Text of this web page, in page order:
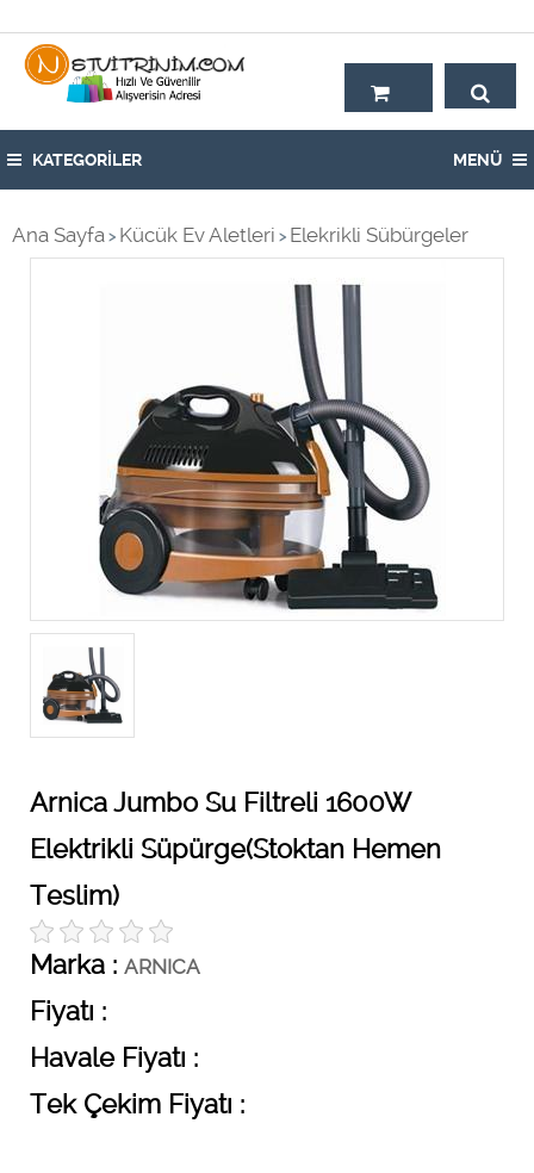
KATEGORİLER MENÜ
Ana Sayfa > Kücük Ev Aletleri > Elekrikli Sübürgeler
Arnica Jumbo Su Filtreli 1600W
Elektrikli Süpürge(Stoktan Hemen
Teslim)
Marka : ARNICA
Fiyatı :
Havale Fiyatı :
Tek Çekim Fiyatı :